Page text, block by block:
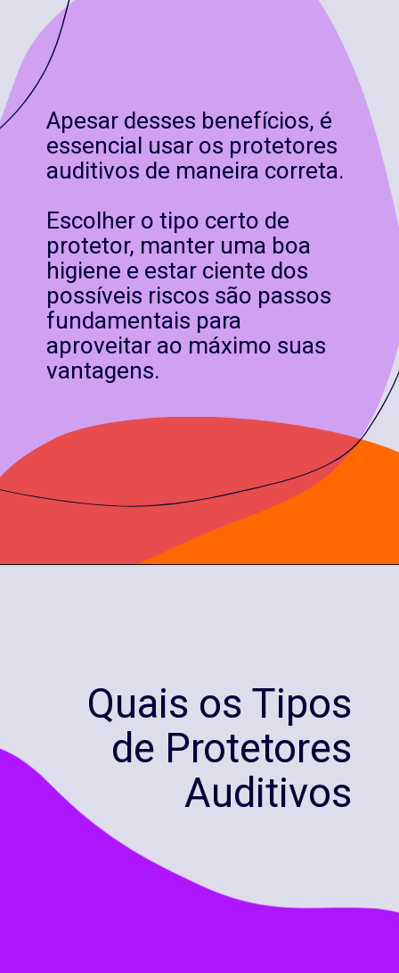
Apesar desses benefícios, é
essencial usar os protetores
auditivos de maneira correta.
Escolher o tipo certo de
protetor, manter uma boa
higiene e estar ciente dos
possíveis riscos são passos
fundamentais para
aproveitar ao máximo suas
vantagens.
Quais os Tipos
de Protetores
Auditivos